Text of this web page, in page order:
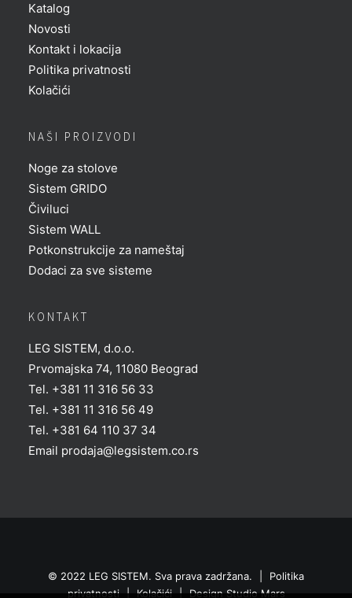
Katalog
Novosti
Kontakt i lokacija
Politika privatnosti
Kolačići
NAŠI PROIZVODI
Noge za stolove
Sistem GRIDO
Čiviluci
Sistem WALL
Potkonstrukcije za nameštaj
Dodaci za sve sisteme
KONTAKT
LEG SISTEM, d.o.o.
Prvomajska 74, 11080 Beograd
Tel. +381 11 316 56 33
Tel. +381 11 316 56 49
Tel. +381 64 110 37 34
Email prodaja@legsistem.co.rs
© 2022 LEG SISTEM. Sva prava zadržana.
Politika
privatnosti
| Kolačići | Design Studio Mars